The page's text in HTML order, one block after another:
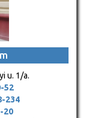
u. 1/a.
52
234
20